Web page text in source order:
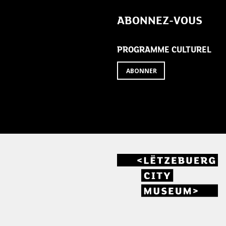
ABONNEZ-VOUS
PROGRAMME CULTUREL
ABONNER